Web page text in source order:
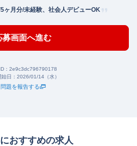
ヶ月分/未経験、社会人デビューOK
募画面へ進む
： 2e9c3dc796790178
日： 2026/01/14（水）
問題を報告する
おすすめの求人